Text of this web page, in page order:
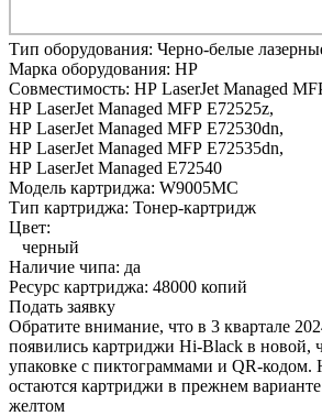
Тип оборудования: Черно-белые
Марка оборудования: HP
Совместимость: HP LaserJet Managed
HP LaserJet Managed MFP E72525z,
HP LaserJet Managed MFP E72530dn,
HP LaserJet Managed MFP E72535dn,
HP LaserJet Managed E72540
Модель картриджа: W9005MC
Тип картриджа: Тонер-картридж
Цвет:
черный
Наличие чипа: да
Ресурс картриджа: 48000 копий
Подать заявку
Обратите внимание, что в 3 квартале
появились картриджи Hi-Black в новой,
упаковке с пиктограммами и QR-кодом.
остаются картриджи в прежнем
желтом